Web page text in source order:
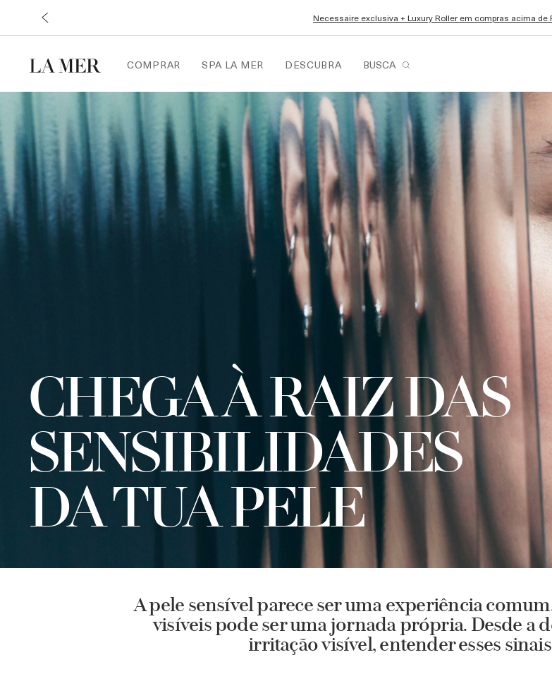
Necessaire exclusiva + Luxury Roller em compras acima de
COMPRAR SPA LA MER DESCUBRA BUSCA
CHEGA À RAIZ DAS
SENSIBILIDADES
DA TUA PELE
A pele sensível parece ser uma experiência
visíveis pode ser uma jornada própria. Desde a
irritação visível, entender esses